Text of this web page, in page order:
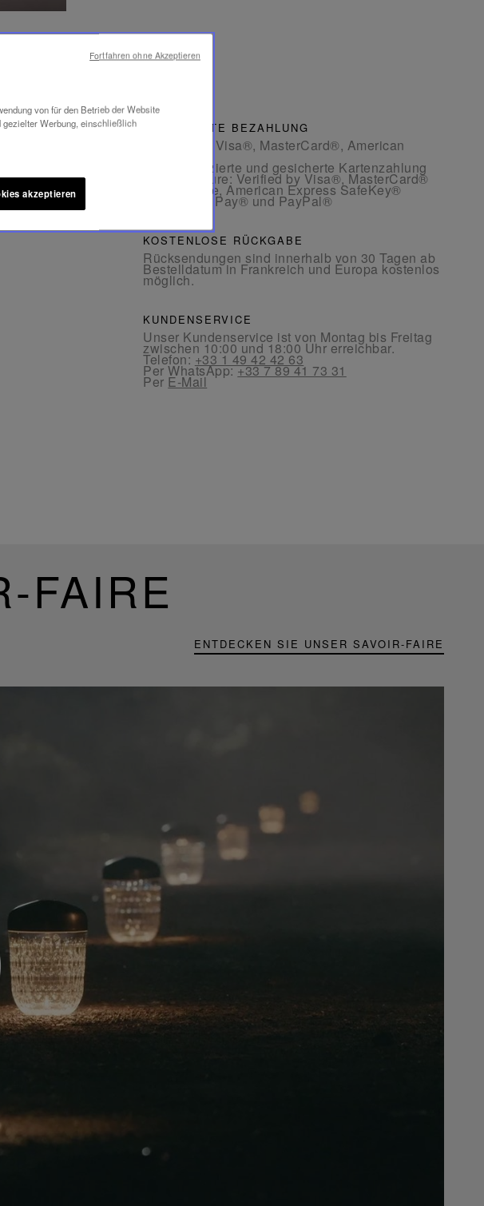
GESICHERTE BEZAHLUNG
- Per Karte: Visa®, MasterCard®, American
- Authentifizierte und gesicherte Kartenzahlung
mit 3D Secure: Verified by Visa®, MasterCard®
SecureCode, American Express SafeKey®
- Per Apple Pay® und PayPal®
KOSTENLOSE RÜCKGABE
Rücksendungen sind innerhalb von 30 Tagen ab
Bestelldatum in Frankreich und Europa kostenlos
möglich.
KUNDENSERVICE
Unser Kundenservice ist von Montag bis Freitag
zwischen 10:00 und 18:00 Uhr erreichbar.
Telefon:+33 1 49 42 42 63
Per WhatsApp:+33 7 89 41 73 31
Per E-Mail
FAIRE
ENTDECKEN SIE UNSER SAVOIR-FAIRE
von für den Betrieb der Website
Werbung, einschließlich
akzeptieren
Fortfahren ohne Akzeptieren